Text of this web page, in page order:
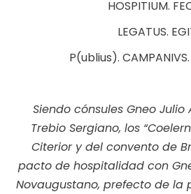
HOSPITIUM.
LEGATUS.
P(ublius). CAMPANIVS.
Siendo cónsules Gneo Julio
Trebio Sergiano, los
Citerior y del convento de
pacto de hospitalidad con
Novaugustano, prefecto de la